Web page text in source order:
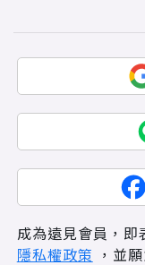
成為遠見會員，即
隱私權政策 ，並